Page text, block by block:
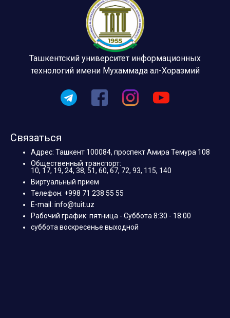
Ташкентский университет информационных
технологий имени Мухаммада ал-Хоразмий
Связаться
Адрес: Ташкент 100084, проспект Амира Темура 108
Общественный транспорт:
10, 17, 19, 24, 38, 51, 60, 67, 72, 93, 115, 140
Виртуальный прием
Телефон: +998 71 238 55 55
E-mail: info@tuit.uz
Рабочий график: пятница - Суббота 8:30 - 18:00
суббота воскресенье выходной